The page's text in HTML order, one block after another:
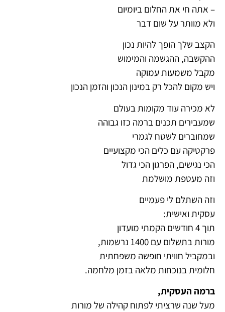
– אתה חי את החלום ביומיום
ולא מוותר על שום דבר
הקצב שלך הופך להיות נכון
ההקשבה, ההגשמה והמימוש
מקבל משמעות עמוקה
ויש מקום להכל רק במינון הנכון והזמן הנכון
לא מכירה עוד מקומות בעולם
שמעבירים תכנים ברמה כזו גבוהה
שמחוברים לשטח לגמרי
פרקטיקה עם כלים הכי מקצועיים
הכי נגישים, הפרגון הכי גדול
וזה מעטפת מושלמת
וזה השתלם לי פעמיים
עסקית ואישית:
תוך 4 חודשים הקמתי מועדון
מורות בתשלום עם 1400 נרשמות,
ובמקביל חוויתי חופשה משפחתית
חלומית בנוכחות מלאה בזמן מלחמה.
ברמה העסקית,
מעל שנה שרציתי לפתוח קהילה של מורות